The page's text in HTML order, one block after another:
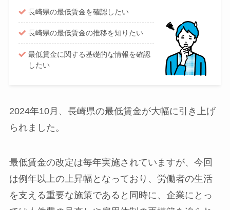
長崎県の最低賃金を確認したい
長崎県の最低賃金の推移を知りたい
最低賃金に関する基礎的な情報を確認
したい
2024年10月、長崎県の最低賃金が大幅に引き上げ
られました。
最低賃金の改定は毎年実施されていますが、今回
は例年以上の上昇幅となっており、労働者の生活
を支える重要な施策であると同時に、企業にとっ